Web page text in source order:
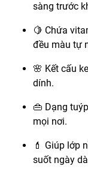
sàng trước
🍋 Chứa
đều màu tự
🌸 Kết cấu
dính.
👜 Dạng
mọi nơi.
💄 Giúp lớp
suốt ngày